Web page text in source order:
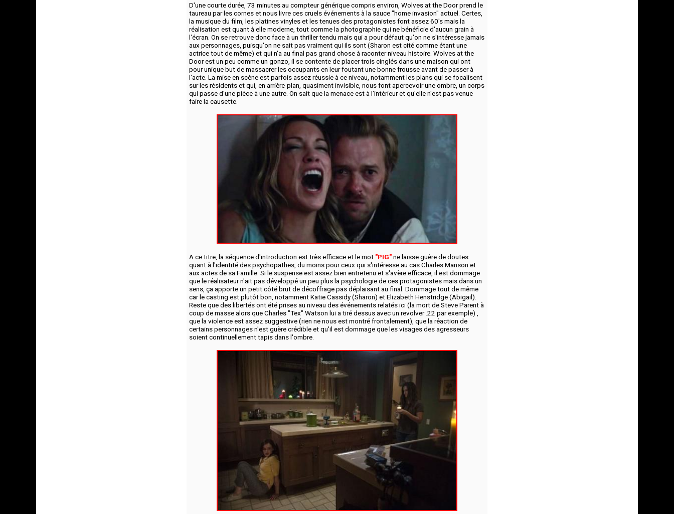
D'une courte durée, 73 minutes au compteur générique compris environ, Wolves at the Door prend le
taureau par les cornes et nous livre ces cruels événements à la sauce "home invasion" actuel. Certes,
la musique du film, les platines vinyles et les tenues des protagonistes font assez 60's mais la
réalisation est quant à elle moderne, tout comme la photographie qui ne bénéficie d'aucun grain à
l'écran. On se retrouve donc face à un thriller tendu mais qui a pour défaut qu'on ne s'intéresse jamais
aux personnages, puisqu'on ne sait pas vraiment qui ils sont (Sharon est cité comme étant une
actrice tout de même) et qui n'a au final pas grand chose à raconter niveau histoire. Wolves at the
Door est un peu comme un gonzo, il se contente de placer trois cinglés dans une maison qui ont
pour unique but de massacrer les occupants en leur foutant une bonne frousse avant de passer à
l'acte. La mise en scène est parfois assez réussie à ce niveau, notamment les plans qui se focalisent
sur les résidents et qui, en arrière-plan, quasiment invisible, nous font apercevoir une ombre, un corps
qui passe d'une pièce à une autre. On sait que la menace est à l'intérieur et qu'elle n'est pas venue
faire la causette.
A ce titre, la séquence d'introduction est très efficace et le mot "PIG"ne laisse guère de doutes
quant à l'identité des psychopathes, du moins pour ceux qui s'intéresse au cas Charles Manson et
aux actes de sa Famille. Si le suspense est assez bien entretenu et s'avère efficace, il est dommage
que le réalisateur n'ait pas développé un peu plus la psychologie de ces protagonistes mais dans un
sens, ça apporte un petit côté brut de décoffrage pas déplaisant au final. Dommage tout de même
car le casting est plutôt bon, notamment Katie Cassidy (Sharon) et Elizabeth Henstridge (Abigail).
Reste que des libertés ont été prises au niveau des événements relatés ici (la mort de Steve Parent à
coup de masse alors que Charles "Tex" Watson lui a tiré dessus avec un revolver .22 par exemple) ,
que la violence est assez suggestive (rien ne nous est montré frontalement), que la réaction de
certains personnages n'est guère crédible et qu'il est dommage que les visages des agresseurs
soient continuellement tapis dans l'ombre.